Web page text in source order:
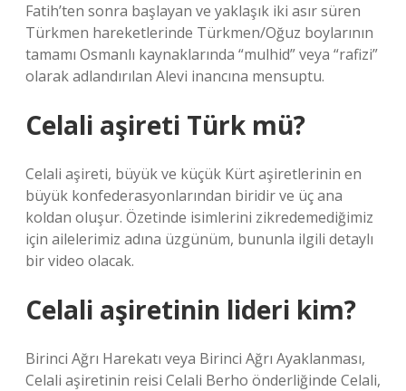
Fatih’ten sonra başlayan ve yaklaşık iki asır süren
Türkmen hareketlerinde Türkmen/Oğuz boylarının
tamamı Osmanlı kaynaklarında “mulhid” veya “rafizi”
olarak adlandırılan Alevi inancına mensuptu.
Celali aşireti Türk mü?
Celali aşireti, büyük ve küçük Kürt aşiretlerinin en
büyük konfederasyonlarından biridir ve üç ana
koldan oluşur. Özetinde isimlerini zikredemediğimiz
için ailelerimiz adına üzgünüm, bununla ilgili detaylı
bir video olacak.
Celali aşiretinin lideri kim?
Birinci Ağrı Harekatı veya Birinci Ağrı Ayaklanması,
Celali aşiretinin reisi Celali Berho önderliğinde Celali,